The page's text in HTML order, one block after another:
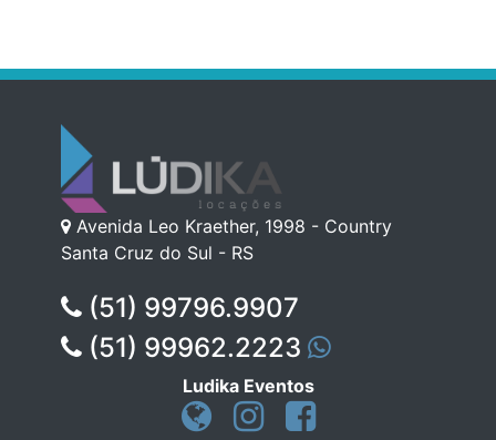
Avenida Leo Kraether, 1998 - Country
Santa Cruz do Sul - RS
(51) 99796.9907
(51) 99962.2223
Ludika Eventos